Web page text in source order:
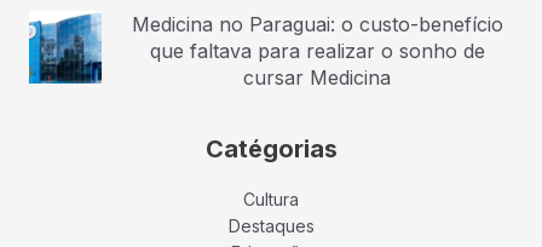
Medicina no Paraguai: o custo-benefício
que faltava para realizar o sonho de
cursar Medicina
Catégorias
Cultura
Destaques